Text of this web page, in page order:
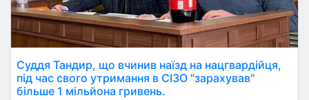
Суддя Тандир, що вчинив наїзд на нацгвардійця,
під час свого утримання в СІЗО "зарахував"
більше 1 мільйона гривень.